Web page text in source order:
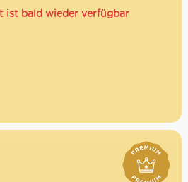
ist bald wieder verfügbar